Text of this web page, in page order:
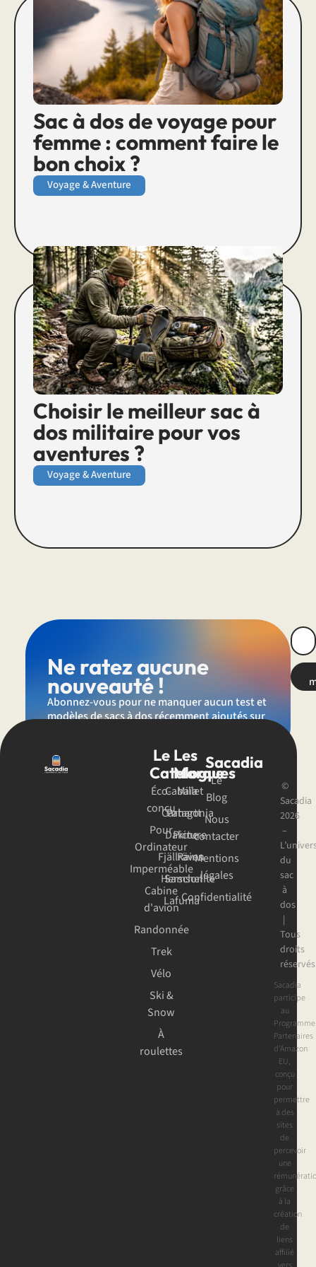
Sac à dos de voyage pour
femme : comment faire le
bon choix ?
Voyage & Aventure
Choisir le meilleur sac à
dos militaire pour vos
aventures ?
Voyage & Aventure
Ne ratez aucune
nouveauté !
Abonnez-vous pour ne manquer aucun test et
modèles de sacs à dos récemment ajoutés sur
Le
Catalogue
Éco-
conçu
Pour
Ordinateur
Imperméable
Cabine
d'avion
Randonnée
Trek
Vélo
Ski &
Snow
À
roulettes
Les
Marques
Cabaïa
Carhartt
Dakine
Fjällräven
Herschel
Lafuma
Millet
Patagonia
Picture
Rains
Samsonite
Sacadia
Le
Blog
Nous
contacter
Mentions
légales
Confidentialité
©
Sacadia
2026
–
du
sac
à
dos
|
Tous
droits
réservés
Sacadia
participe
au
Programme
Partenaires
d’Amazon
EU,
conçu
pour
permettre
à des
sites
de
percevoir
une
grâce
à la
création
de
liens
affilié